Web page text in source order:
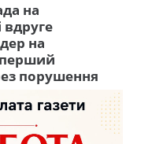
на
на
порушення